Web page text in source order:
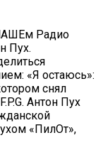
Радио
Пух.
«Я остаюсь»:
снял
Антон Пух
«ПилОт»,